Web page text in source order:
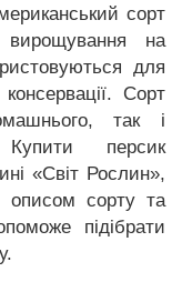
сорт
на
для
Сорт
так і
Купити персик
«Світ Рослин»,
сорту та
підібрати